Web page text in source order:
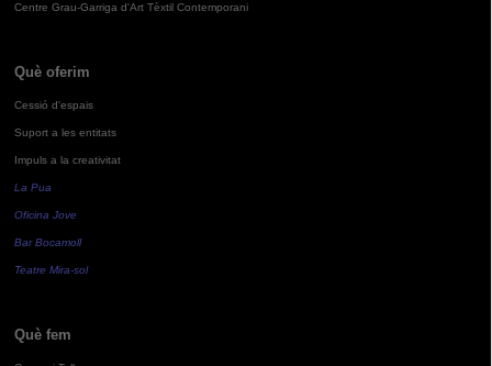
Centre Grau-Garriga d'Art Tèxtil Contemporani
Què oferim
Cessió d'espais
Suport a les entitats
Impuls a la creativitat
La Pua
Oficina Jove
Bar Bocamoll
Teatre Mira-sol
Què fem